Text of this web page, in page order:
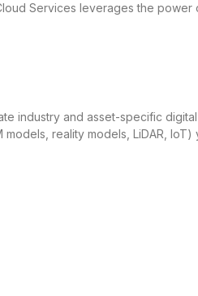
Services leverages the
industry and asset-specific
models, reality models, LiDAR,